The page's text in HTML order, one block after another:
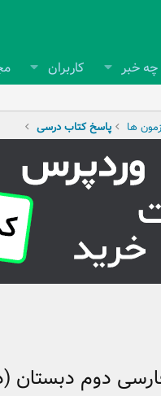
چه خبر کاربران
ها پاسخ کتاب درسی
دوم دبستان